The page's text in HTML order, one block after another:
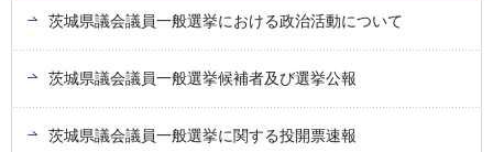
茨城県議会議員一般選挙における政治活動について
茨城県議会議員一般選挙候補者及び選挙公報
茨城県議会議員一般選挙に関する投開票速報